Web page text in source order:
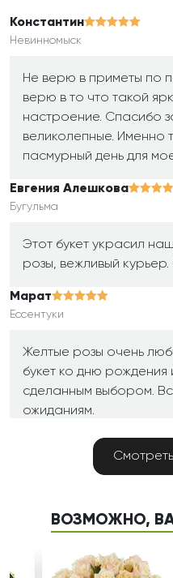
Константин
Невинномыск
Не верю в приметы по
верю в то что такой
настроение. Спасибо
великолепные. Именно
пасмурный день для
Евгения Алешкова
Бугульма
Этот букет украсил
розы, вежливый
Марат
Ессентуки
Желтые розы очень
букет ко дню рождения
сделанным выбором.
ожиданиям.
Светлана
ВОЗМОЖНО,